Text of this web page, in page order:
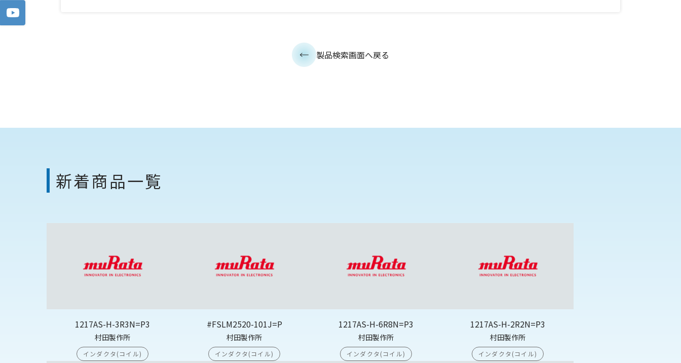
製品検索画面へ戻る
新着商品一覧
1217AS-H-3R3N=P3
村田製作所
インダクタ(コイル)
#FSLM2520-101J=P
村田製作所
インダクタ(コイル)
1217AS-H-6R8N=P3
村田製作所
インダクタ(コイル)
1217AS-H-2R2N=P3
村田製作所
インダクタ(コイル)